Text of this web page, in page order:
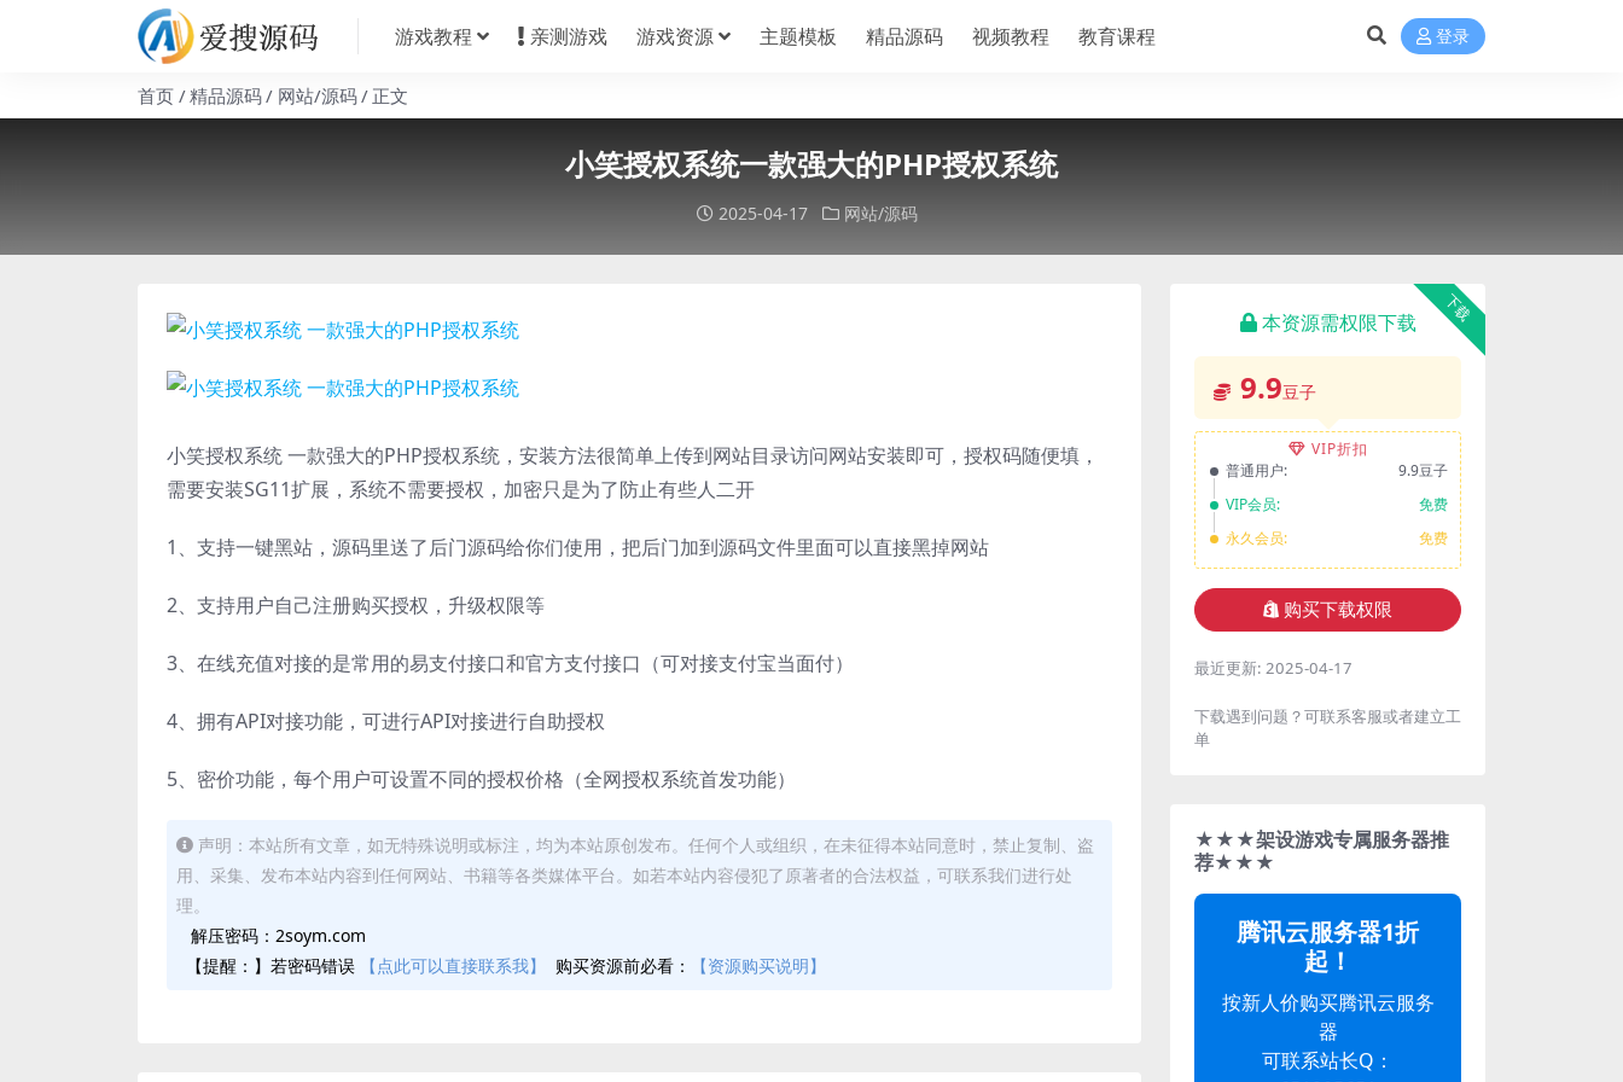
游戏教程 亲测游戏 游戏资源 主题模板 精品源码 视频教程 教育课程 登录
首页 精品源码 网站/源码 正文
小笑授权系统一款强大的PHP授权系统
2025-04-17 网站/源码
小笑授权系统 一款强大的PHP授权系统，安装方法很简单上传到网站目录访问网站安装即可，授权码随便填，
需要安装SG11扩展，系统不需要授权，加密只是为了防止有些人二开
1、支持一键黑站，源码里送了后门源码给你们使用，把后门加到源码文件里面可以直接黑掉网站
2、支持用户自己注册购买授权，升级权限等
3、在线充值对接的是常用的易支付接口和官方支付接口（可对接支付宝当面付）
4、拥有API对接功能，可进行API对接进行自助授权
5、密价功能，每个用户可设置不同的授权价格（全网授权系统首发功能）
声明：本站所有文章，如无特殊说明或标注，均为本站原创发布。任何个人或组织，在未征得本站同意时，禁止复制、盗
用、采集、发布本站内容到任何网站、书籍等各类媒体平台。如若本站内容侵犯了原著者的合法权益，可联系我们进行处
理。
解压密码：2soym.com
【提醒：】若密码错误
【点此可以直接联系我】 购买资源前必看： 【资源购买说明】
下载
本资源需权限下载
9.9豆子
VIP折扣
普通用户:
9.9豆子
VIP会员:
免费
永久会员:
免费
购买下载权限
最近更新: 2025-04-17
下载遇到问题？可联系客服或者建立工
单
★★★架设游戏专属服务器推
荐★★★
腾讯云服务器1折
起！
按新人价购买腾讯云服务
器
可联系站长Q：